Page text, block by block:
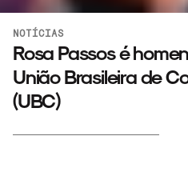
NOTÍCIAS
Rosa Passos é
União Brasileira de
(UBC)